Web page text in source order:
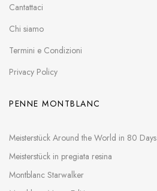
Cantattaci
Chi siamo
Termini e Condizioni
Privacy Policy
PENNE MONTBLANC
Meisterstück Around the World in 80 Days
Meisterstück in pregiata resina
Montblanc Starwalker